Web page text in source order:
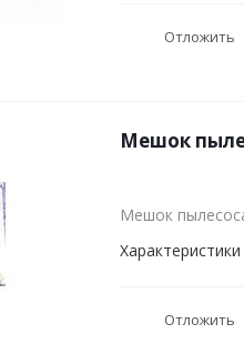
Отложить
Мешок
Мешок
Характеристики
Отложить